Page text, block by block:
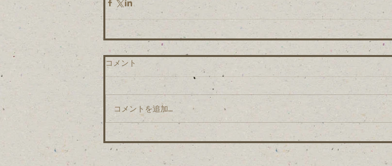
コメント
コメントを追加…